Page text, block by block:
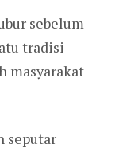
sebelum
tradisi
masyarakat
seputar